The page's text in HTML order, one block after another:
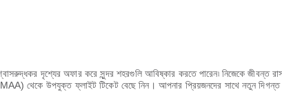
দৃশ্যের অফার করে সুন্দর শহরগুলি আবিষ্কার করতে পারেন৷ নিজেকে জীবন্ত
থেকে উপযুক্ত ফ্লাইট টিকেট বেছে নিন। আপনার প্রিয়জনদের সাথে নতুন